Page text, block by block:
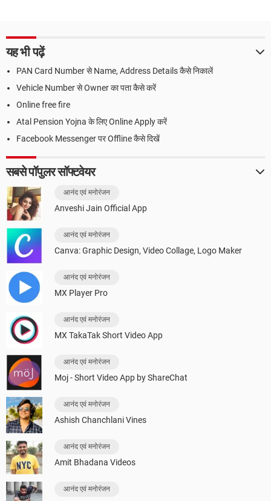
यह भी पढ़ें
PAN Card Number से Name, Address Details कैसे निकालें
Vehicle Number से Owner का पता कैसे करें
Online free fire
Atal Pension Yojna के लिए Online Apply करें
Facebook Messenger पर Offline कैसे दिखें
सबसे पॉपुलर सॉफ्टवेयर
आनंद एवं मनोरंजन
Anveshi Jain Official App
आनंद एवं मनोरंजन
Canva: Graphic Design, Video Collage, Logo Maker
आनंद एवं मनोरंजन
MX Player Pro
आनंद एवं मनोरंजन
MX TakaTak Short Video App
आनंद एवं मनोरंजन
Moj - Short Video App by ShareChat
आनंद एवं मनोरंजन
Ashish Chanchlani Vines
आनंद एवं मनोरंजन
Amit Bhadana Videos
आनंद एवं मनोरंजन